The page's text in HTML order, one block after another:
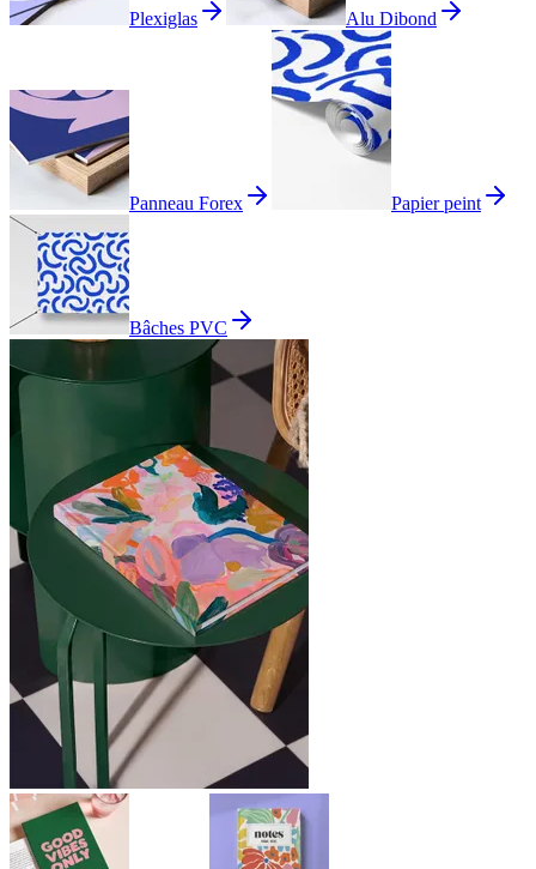
Plexiglas Alu Dibond
Panneau Forex Papier peint
Bâches PVC